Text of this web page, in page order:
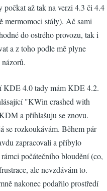
až tak na verzi 4.3 či 4.4
mermomoci stály). Ač sami
do ostrého provozu, tak i
a z toho podle mě plyne
KDE 4.0 tady mám KDE 4.2.
"KWin crashed with
a přihlašuju se znovu.
se rozkoukávám. Během pár
zapracovali a přibylo
počátečního bloudění (co,
ale nevzdávám to.
nakonec podařilo prostředí